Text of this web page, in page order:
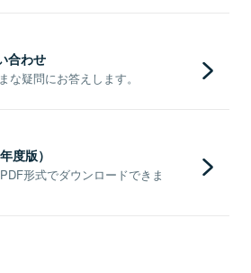
合わせ
な疑問にお答えします。
度版）
形式でダウンロードできま